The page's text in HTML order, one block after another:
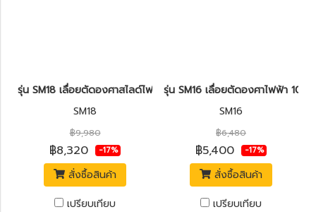
รุ่น SM18 เลื่อยตัดองศาสไลด์ไฟฟ้า 10"(254mm.) 1,800W. STANLEY
SM18
฿9,980
฿8,320 -17%
สั่งซื้อสินค้า
เปรียบเทียบ
รุ่น SM16 เลื่อยตัดองศาไฟฟ้า
SM16
฿6,480
฿5,400 -17%
สั่งซื้อสินค้า
เปรียบเทียบ